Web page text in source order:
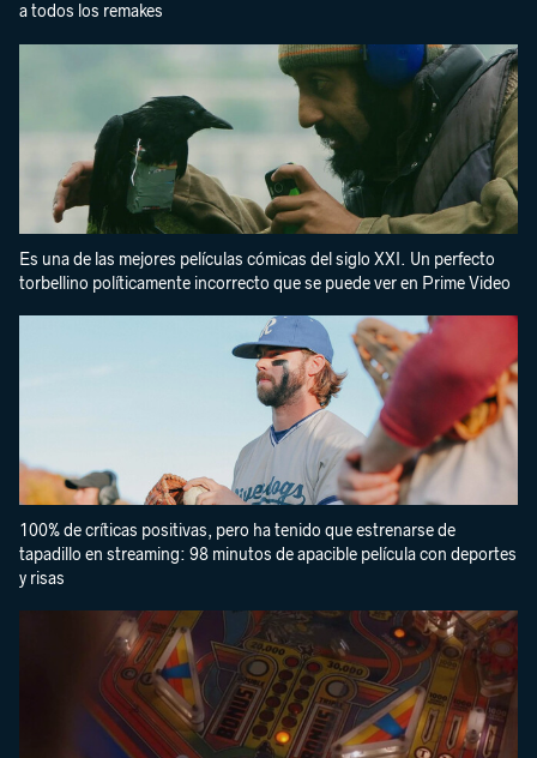
a todos los remakes
Es una de las mejores películas cómicas del siglo XXI. Un perfecto
torbellino políticamente incorrecto que se puede ver en Prime Video
100% de críticas positivas, pero ha tenido que estrenarse de
tapadillo en streaming: 98 minutos de apacible película con deportes
y risas